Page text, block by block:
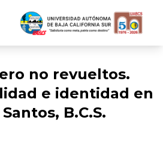
no revueltos.
e identidad en
B.C.S.